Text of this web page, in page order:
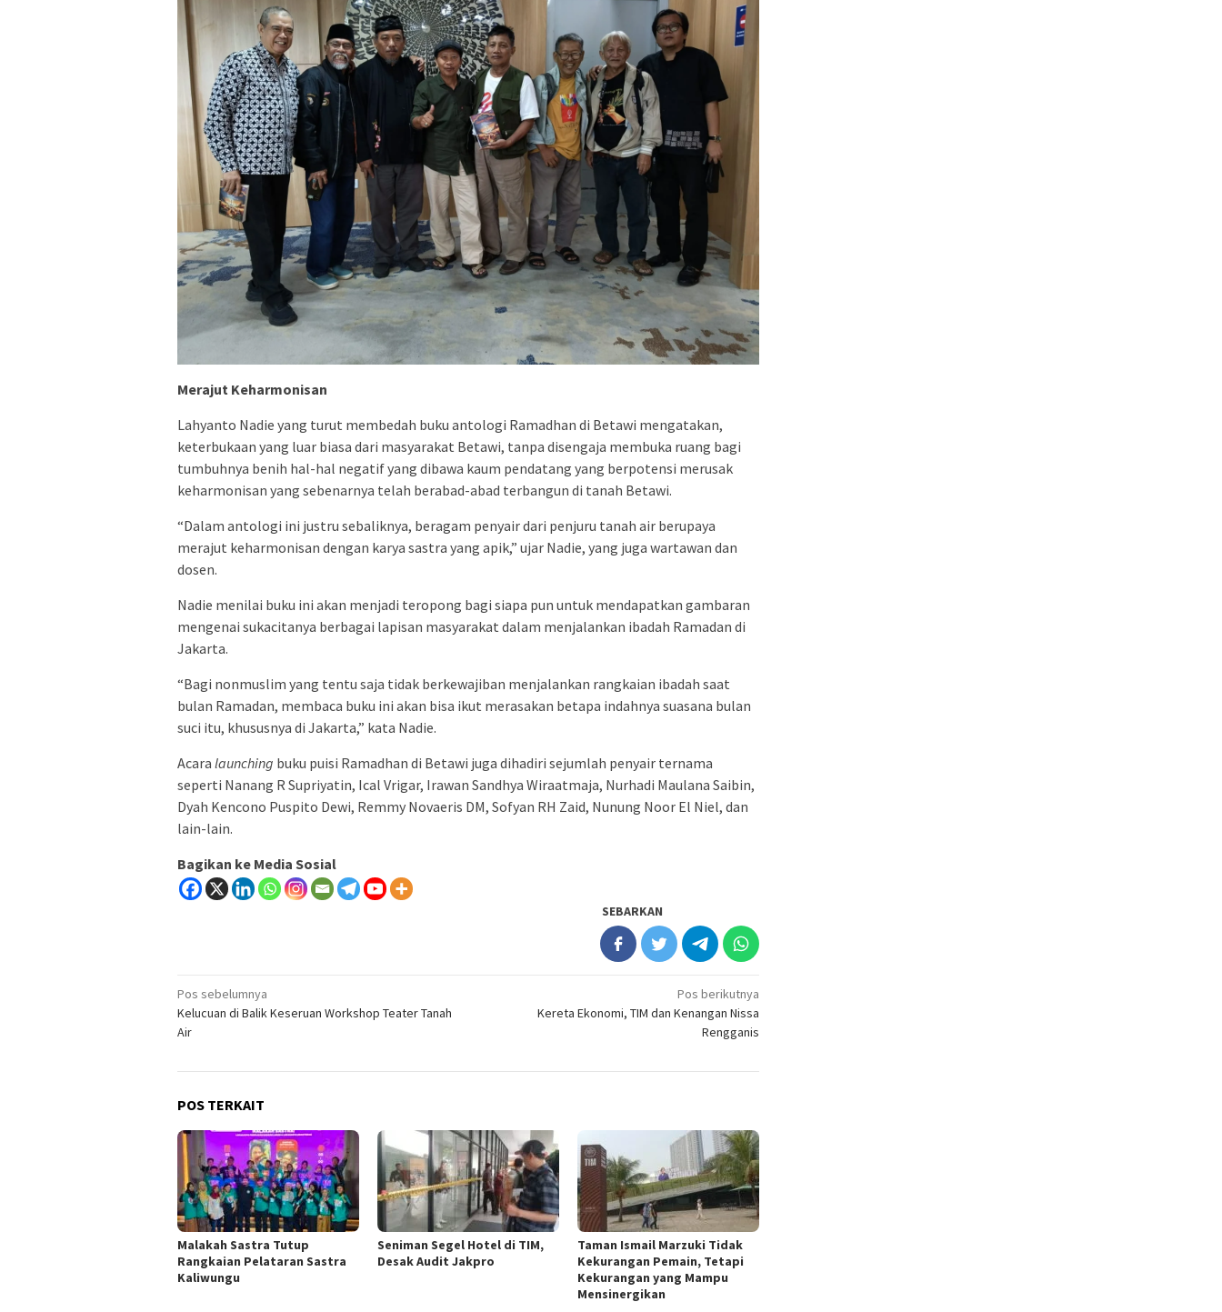
Merajut Keharmonisan
Lahyanto Nadie yang turut membedah buku antologi Ramadhan di Betawi mengatakan,
keterbukaan yang luar biasa dari masyarakat Betawi, tanpa disengaja membuka ruang bagi
tumbuhnya benih hal-hal negatif yang dibawa kaum pendatang yang berpotensi merusak
keharmonisan yang sebenarnya telah berabad-abad terbangun di tanah Betawi.
“Dalam antologi ini justru sebaliknya, beragam penyair dari penjuru tanah air berupaya
merajut keharmonisan dengan karya sastra yang apik,” ujar Nadie, yang juga wartawan dan
dosen.
Nadie menilai buku ini akan menjadi teropong bagi siapa pun untuk mendapatkan gambaran
mengenai sukacitanya berbagai lapisan masyarakat dalam menjalankan ibadah Ramadan di
Jakarta.
“Bagi nonmuslim yang tentu saja tidak berkewajiban menjalankan rangkaian ibadah saat
bulan Ramadan, membaca buku ini akan bisa ikut merasakan betapa indahnya suasana bulan
suci itu, khususnya di Jakarta,” kata Nadie.
Acara launching buku puisi Ramadhan di Betawi juga dihadiri sejumlah penyair ternama
seperti Nanang R Supriyatin, Ical Vrigar, Irawan Sandhya Wiraatmaja, Nurhadi Maulana Saibin,
Dyah Kencono Puspito Dewi, Remmy Novaeris DM, Sofyan RH Zaid, Nunung Noor El Niel, dan
lain-lain.
Bagikan ke Media Sosial
SEBARKAN
Navigasi
pos
Pos sebelumnya
Kelucuan di Balik Keseruan Workshop Teater Tanah
Air
Pos berikutnya
Kereta Ekonomi, TIM dan Kenangan Nissa
Rengganis
POS TERKAIT
Malakah Sastra Tutup
Rangkaian Pelataran Sastra
Kaliwungu
Seniman Segel Hotel di TIM,
Desak Audit Jakpro
Taman Ismail Marzuki Tidak
Kekurangan Pemain, Tetapi
Kekurangan yang Mampu
Mensinergikan